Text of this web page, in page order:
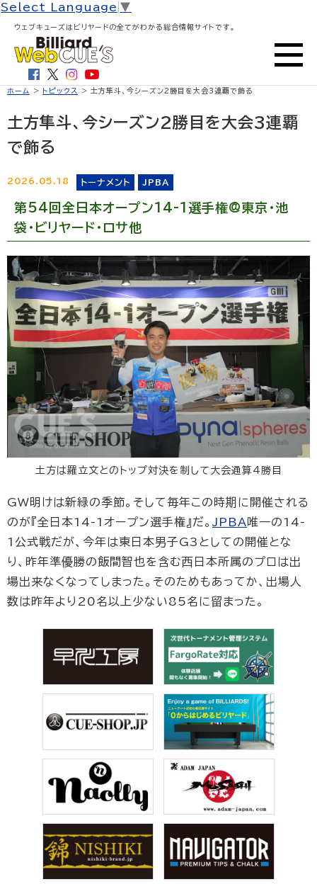
Select Language ▼
ウェブキューズはビリヤードの全てがわかる総合情報サイトです。
ホーム > トピックス > 土方隼斗、今シーズン2勝目を大会3連覇で飾る
土方隼斗、今シーズン2勝目を大会3連覇
で飾る
2026.05.18 トーナメント JPBA
第54回全日本オープン14-1選手権@東京・池
袋・ビリヤード・ロサ他
土方は羅立文とのトップ対決を制して大会通算4勝目
GW明けは新緑の季節。そして毎年この時期に開催される
のが『全日本14-1オープン選手権』だ。 JPBA 唯一の14-
1公式戦だが、今年は東日本男子G3としての開催とな
り、昨年準優勝の飯間智也を含む西日本所属のプロは出
場出来なくなってしまった。そのためもあってか、出場人
数は昨年より20名以上少ない85名に留まった。